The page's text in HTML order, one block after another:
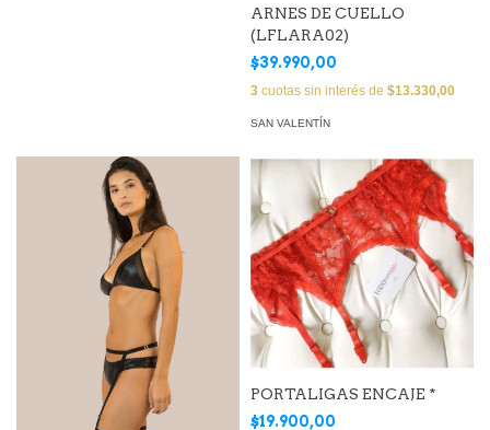
ARNES DE CUELLO
(LFLARA02)
$39.990,00
3 cuotas sin interés de $13.330,00
SAN VALENTÍN
PORTALIGAS ENCAJE *
$19.900,00